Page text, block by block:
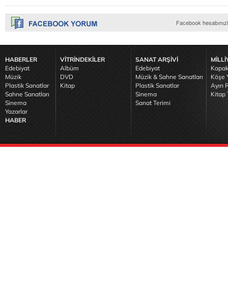
HABERLER
Edebiyat
Müzik
Plastik Sanatlar
Sahne Sanatları
Sinema
Yazarlar
HABER
VİTRİNDEKİLER
Albüm
DVD
Kitap
SANAT ARŞİVİ
Edebiyat
Müzik & Sahne Sanatları
Plastik Sanatlar
Sinema
Sanat Terimi
Köşe
Ayın
Kitap